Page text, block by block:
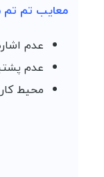
معایب تم
عدم
عدم
محیط